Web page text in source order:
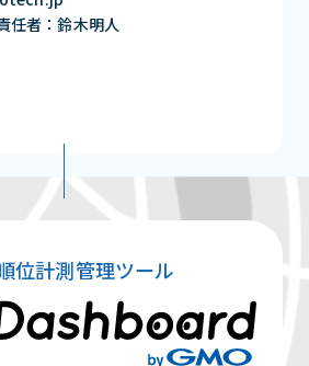
任者：鈴木明人
位計測管理ツール